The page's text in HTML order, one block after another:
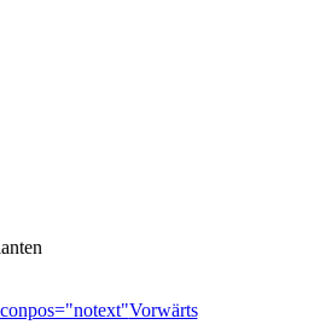
Vorwärts